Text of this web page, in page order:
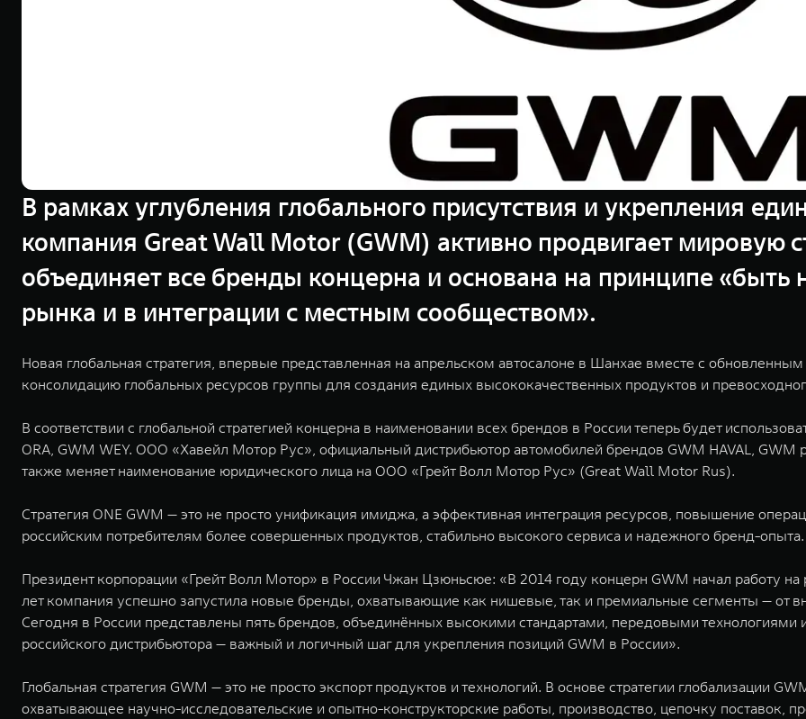
В рамках углубления глобального присутствия и укрепления
компания Great Wall Motor (GWM) активно продвигает мировую
объединяет все бренды концерна и основана на принципе
рынка и в интеграции с местным сообществом».
Новая глобальная стратегия, впервые представленная на апрельском автосалоне в Шанхае вместе с
консолидацию глобальных ресурсов группы для создания единых высококачественных продуктов и
В соответствии с глобальной стратегией концерна в наименовании всех брендов в России теперь будет
ORA, GWM WEY. ООО «Хавейл Мотор Рус», официальный дистрибьютор автомобилей брендов GWM HAVAL, GWM
также меняет наименование юридического лица на ООО «Грейт Волл Мотор Рус» (Great Wall Motor Rus).
Стратегия ONE GWM — это не просто унификация имиджа, а эффективная интеграция ресурсов, повышение
российским потребителям более совершенных продуктов, стабильно высокого сервиса и надежного бренд-опыта.
Президент корпорации «Грейт Волл Мотор» в России Чжан Цзюньсюе: «В 2014 году концерн GWM начал работу
лет компания успешно запустила новые бренды, охватывающие как нишевые, так и премиальные сегменты — от
Сегодня в России представлены пять брендов, объединённых высокими стандартами, передовыми
российского дистрибьютора — важный и логичный шаг для укрепления позиций GWM в России».
Глобальная стратегия GWM — это не просто экспорт продуктов и технологий. В основе стратегии глобализации
охватывающее научно-исследовательские и опытно-конструкторские работы, производство, цепочку поставок,